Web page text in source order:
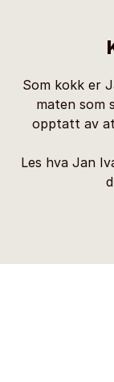
Som kokk er
maten som
opptatt av
Les hva Jan